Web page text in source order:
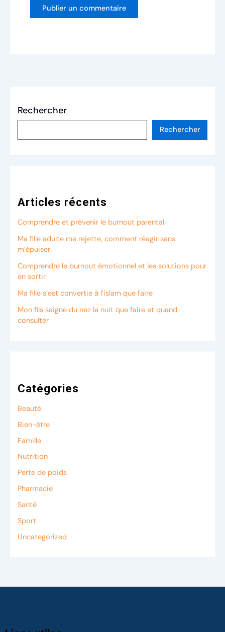
Rechercher
Rechercher
Articles récents
Comprendre et prévenir le burnout parental
Ma fille adulte me rejette, comment réagir sans
m’épuiser
Comprendre le burnout émotionnel et les solutions pour
en sortir
Ma fille s’est convertie à l’islam que faire
Mon fils saigne du nez la nuit que faire et quand
consulter
Catégories
Beauté
Bien-être
Famille
Nutrition
Perte de poids
Pharmacie
Santé
Sport
Uncategorized